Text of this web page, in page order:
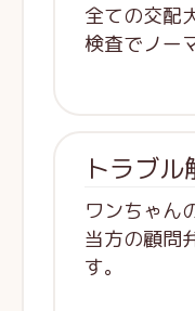
全ての交配
検査でノー
トラブ
ワンちゃん
当方の顧問
す。